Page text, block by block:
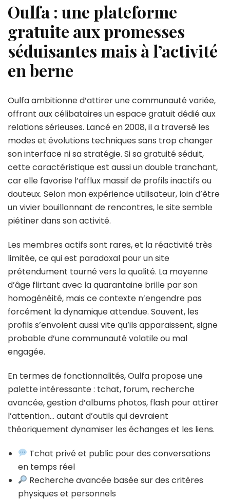
Oulfa : une plateforme
gratuite aux promesses
séduisantes mais à l’activité
en berne
Oulfa ambitionne d’attirer une communauté variée,
offrant aux célibataires un espace gratuit dédié aux
relations sérieuses. Lancé en 2008, il a traversé les
modes et évolutions techniques sans trop changer
son interface ni sa stratégie. Si sa gratuité séduit,
cette caractéristique est aussi un double tranchant,
car elle favorise l’afflux massif de profils inactifs ou
douteux. Selon mon expérience utilisateur, loin d’être
un vivier bouillonnant de rencontres, le site semble
piétiner dans son activité.
Les membres actifs sont rares, et la réactivité très
limitée, ce qui est paradoxal pour un site
prétendument tourné vers la qualité. La moyenne
d’âge flirtant avec la quarantaine brille par son
homogénéité, mais ce contexte n’engendre pas
forcément la dynamique attendue. Souvent, les
profils s’envolent aussi vite qu’ils apparaissent, signe
probable d’une communauté volatile ou mal
engagée.
En termes de fonctionnalités, Oulfa propose une
palette intéressante : tchat, forum, recherche
avancée, gestion d’albums photos, flash pour attirer
l’attention… autant d’outils qui devraient
théoriquement dynamiser les échanges et les liens.
Tchat privé et public pour des conversations
en temps réel
Recherche avancée basée sur des critères
physiques et personnels